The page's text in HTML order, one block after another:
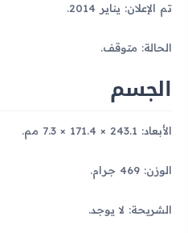
تم الإعلان: يناير 2014.
الحالة: متوقف.
الجسم
الأبعاد: 243.1 × 171.4 × 7.3 مم.
الوزن: 469 جرام.
الشريحة: لا يوجد.